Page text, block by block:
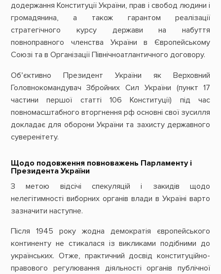
додержання Конституції України, прав і свобод людини і
громадянина, а також гарантом реалізації
стратегічного курсу держави на набуття
повноправного членства України в Європейському
Союзі та в Організації Північноатлантичного договору.
Об’єктивно Президент України як Верховний
Головнокомандувач Збройних Сил України (пункт 17
частини першої статті 106 Конституції) під час
повномасштабного вторгнення рф основні свої зусилля
докладає для оборони України та захисту державного
суверенітету.
Щодо подовження повноважень Парламенту і
Президента України
З метою відсічі спекуляцій і закидів щодо
нелегітимності виборних органів влади в Україні варто
зазначити наступне.
Після 1945 року жодна демократія європейського
континенту не стикалася із викликами подібними до
українських. Отже, практичний досвід конституційно-
правового регулювання діяльності органів публічної